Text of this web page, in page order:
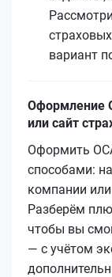
вариант
Оформление
или сайт
Оформить
способами:
компании или
Разберём
чтобы вы
— с учётом